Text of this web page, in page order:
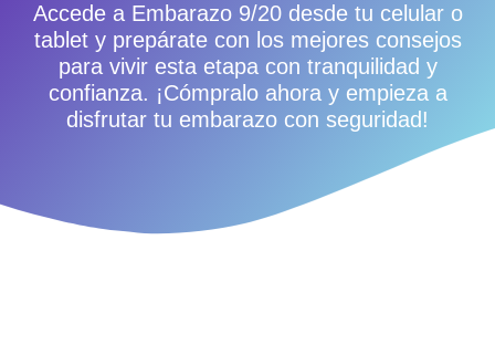
Accede a Embarazo 9/20 desde tu celular o
tablet y prepárate con los mejores consejos
para vivir esta etapa con tranquilidad y
confianza. ¡Cómpralo ahora y empieza a
disfrutar tu embarazo con seguridad!